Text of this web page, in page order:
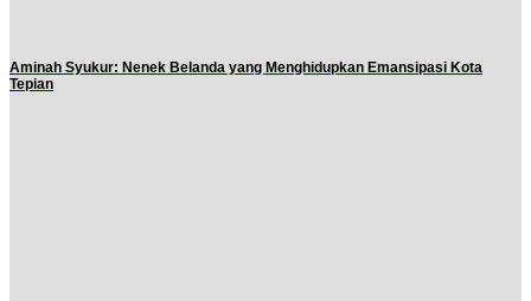
Aminah Syukur: Nenek Belanda yang Menghidupkan Emansipasi Kota
Tepian